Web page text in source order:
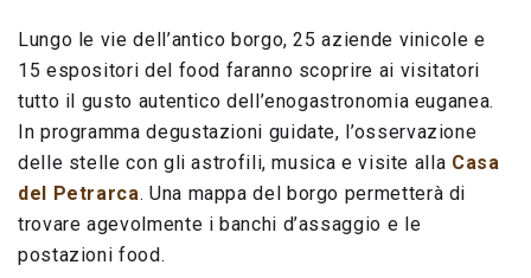
Lungo le vie dell’antico borgo, 25 aziende vinicole e
15 espositori del food faranno scoprire ai visitatori
tutto il gusto autentico dell’enogastronomia euganea.
In programma degustazioni guidate, l’osservazione
delle stelle con gli astrofili, musica e visite alla Casa
del Petrarca. Una mappa del borgo permetterà di
trovare agevolmente i banchi d’assaggio e le
postazioni food.